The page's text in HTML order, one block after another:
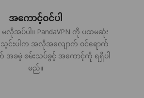
အကောင့်ဝင်ပါ
လိုအပ်ပါ။ PandaVPN ကို ပထမဆုံး
းပါက အလိုအလျောက် ဝင်ရောက်
ရက် အခမဲ့ စမ်းသပ်ခွင့် အကောင့်ကို ရရှိပါ
မည်။